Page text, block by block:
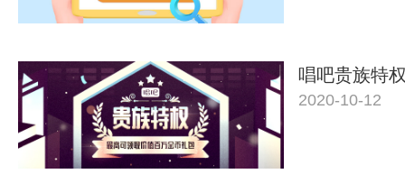
唱吧贵族特
2020-10-12